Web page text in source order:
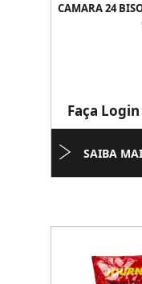
CAMARA 24
Faça
SAIBA